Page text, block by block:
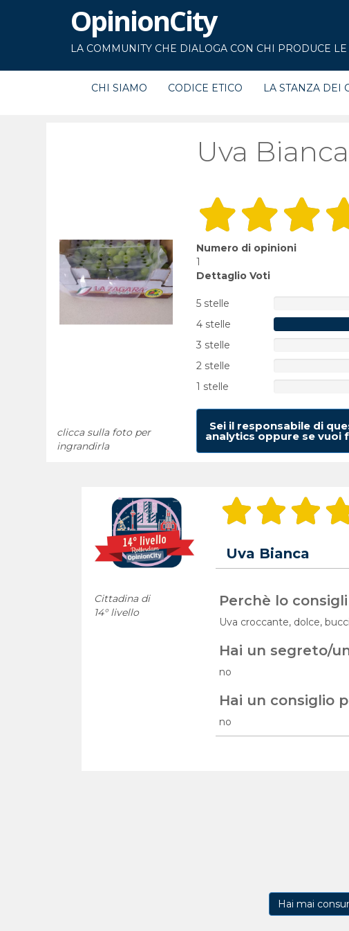
OpinionCity
LA COMMUNITY CHE DIALOGA CON CHI PRODUCE
CHI SIAMO CODICE ETICO LA STANZA DEI
clicca sulla foto per
ingrandirla
Uva
Numero di opinioni
1
Dettaglio Voti
5 stelle
4 stelle
3 stelle
2 stelle
1 stelle
Sei il responsabile di
analytics oppure se
Cittadina di
14° livello
Uva Bianca
Perchè lo
Uva croccante, dolce,
Hai un segreto/
no
Hai un consiglio
no
Hai mai